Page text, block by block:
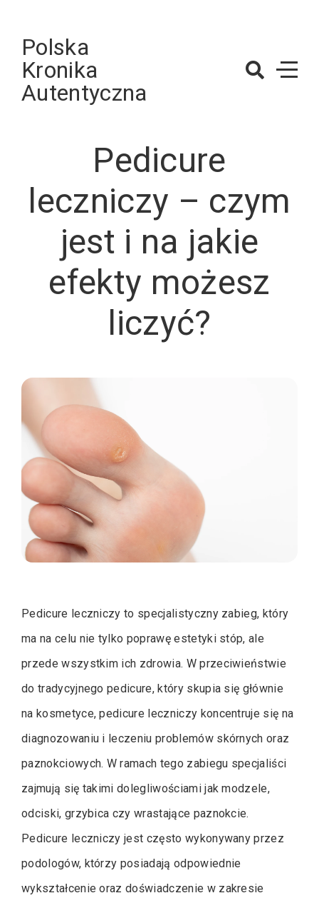
contentPolska
Kronika
Autentyczna
Pedicure
leczniczy – czym
jest i na jakie
efekty możesz
liczyć?
Pedicure leczniczy to specjalistyczny zabieg, który
ma na celu nie tylko poprawę estetyki stóp, ale
przede wszystkim ich zdrowia. W przeciwieństwie
do tradycyjnego pedicure, który skupia się głównie
na kosmetyce, pedicure leczniczy koncentruje się na
diagnozowaniu i leczeniu problemów skórnych oraz
paznokciowych. W ramach tego zabiegu specjaliści
zajmują się takimi dolegliwościami jak modzele,
odciski, grzybica czy wrastające paznokcie.
Pedicure leczniczy jest często wykonywany przez
podologów, którzy posiadają odpowiednie
wykształcenie oraz doświadczenie w zakresie